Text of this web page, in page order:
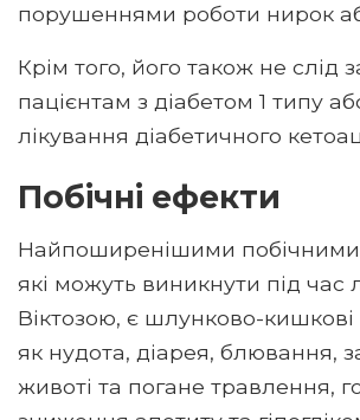
порушеннями роботи нирок
Крім того, його також не слід
пацієнтам з діабетом 1 типу
лікування діабетичного
Побічні ефекти
Найпоширенішими
які можуть виникнути під час
Віктозою, є шлунково-кишкові
як нудота, діарея, блювання,
животі та погане травлення,